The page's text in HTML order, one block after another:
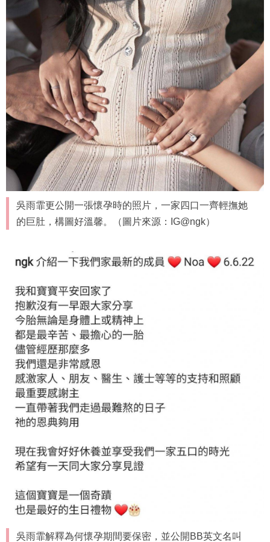
吳雨霏更公開一張懷孕時的照片，一家四口一齊輕撫她
的巨肚，構圖好溫馨。（圖片來源：IG@ngk）
吳雨霏解釋為何懷孕期間要保密，並公開BB英文名叫